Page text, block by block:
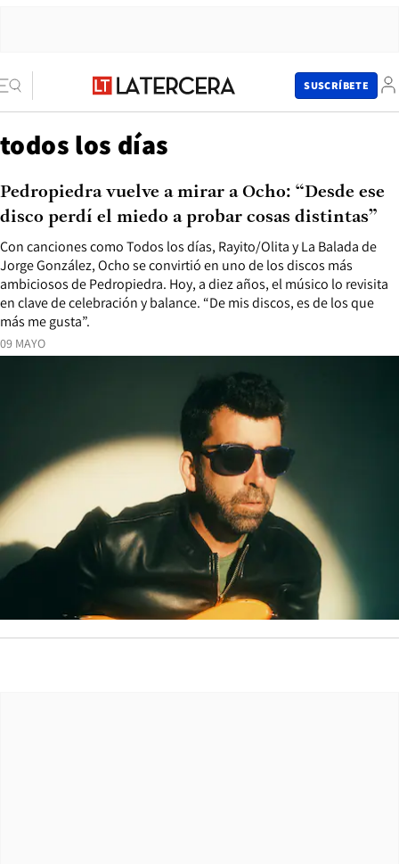
SUSCRÍBETE
todos los días
09 MAYO
Con canciones como Todos los días, Rayito/Olita y La Balada de
Jorge González, Ocho se convirtió en uno de los discos más
ambiciosos de Pedropiedra. Hoy, a diez años, el músico lo revisita
en clave de celebración y balance. “De mis discos, es de los que
más me gusta”.
Pedropiedra vuelve a mirar a Ocho: “Desde ese
disco perdí el miedo a probar cosas distintas”